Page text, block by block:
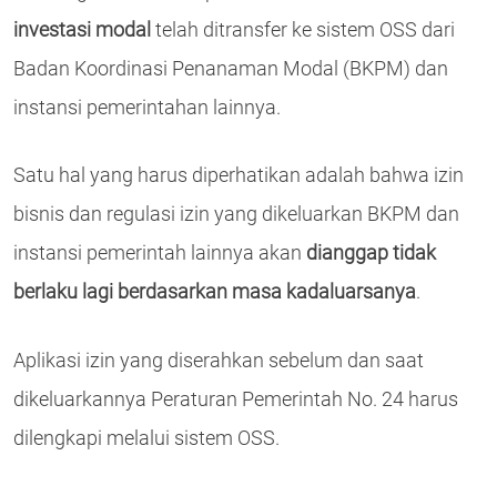
investasi modal telah ditransfer ke sistem OSS dari
Badan Koordinasi Penanaman Modal (BKPM) dan
instansi pemerintahan lainnya.
Satu hal yang harus diperhatikan adalah bahwa izin
bisnis dan regulasi izin yang dikeluarkan BKPM dan
instansi pemerintah lainnya akan dianggap tidak
berlaku lagi berdasarkan masa kadaluarsanya.
Aplikasi izin yang diserahkan sebelum dan saat
dikeluarkannya Peraturan Pemerintah No. 24 harus
dilengkapi melalui sistem OSS.